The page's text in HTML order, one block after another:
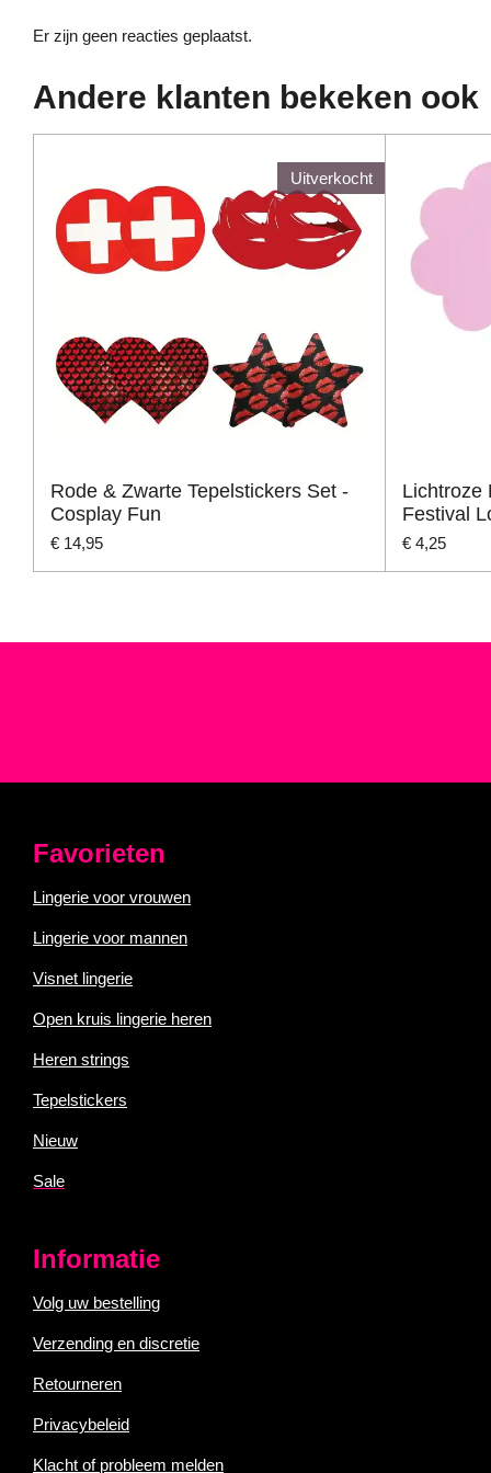
Er zijn geen reacties geplaatst.
Andere klanten bekeken ook
Uitverkocht
Rode & Zwarte Tepelstickers Set -
Cosplay Fun
€ 14,95
Lichtroze
Festival
€ 4,25
Favorieten
Lingerie voor vrouwen
Lingerie voor mannen
Visnet lingerie
Open kruis lingerie heren
Heren strings
Tepelstickers
Nieuw
Sale
Informatie
Volg uw bestelling
Verzending en discretie
Retourneren
Privacybeleid
Klacht of probleem melden